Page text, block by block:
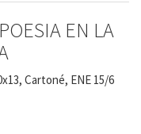
EN LA
Cartoné, ENE 15/6